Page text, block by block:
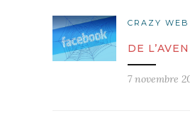
CRAZY WEB
DE
7 novembre